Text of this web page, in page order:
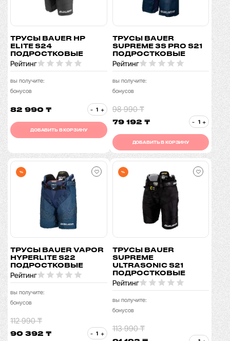
ТРУСЫ BAUER HP
ELITE S24
ПОДРОСТКОВЫЕ
Рейтинг
вы получите:
бонусов
82 990 ₸ - +
ДОБАВИТЬ В КОРЗИНУ
ТРУСЫ BAUER
SUPREME 3S PRO S21
ПОДРОСТКОВЫЕ
Рейтинг
вы получите:
бонусов
98 990 ₸
79 192 ₸ - +
ДОБАВИТЬ В КОРЗИНУ
%
ТРУСЫ BAUER VAPOR
HYPERLITE S22
ПОДРОСТКОВЫЕ
Рейтинг
вы получите:
бонусов
112 990 ₸
90 392 ₸ - +
%
ТРУСЫ BAUER
SUPREME
ULTRASONIC S21
ПОДРОСТКОВЫЕ
Рейтинг
вы получите:
бонусов
113 990 ₸